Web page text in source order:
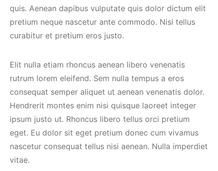
quis. Aenean dapibus vulputate quis dolor dictum elit
pretium neque nascetur ante commodo. Nisi tellus
curabitur et pretium eros justo.
Elit nulla etiam rhoncus aenean libero venenatis
rutrum lorem eleifend. Sem nulla tempus a eros
consequat semper aliquet ut aenean venenatis dolor.
Hendrerit montes enim nisi quisque laoreet integer
ipsum justo ut. Rhoncus libero tellus orci pretium
eget. Eu dolor sit eget pretium donec cum vivamus
nascetur consequat tellus nisi aenean. Nulla imperdiet
vitae.